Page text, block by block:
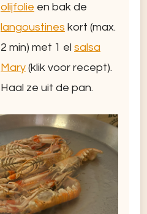
olijfolie en bak de
langoustines kort (max.
2 min) met 1 el salsa
Mary (klik voor recept).
Haal ze uit de pan.